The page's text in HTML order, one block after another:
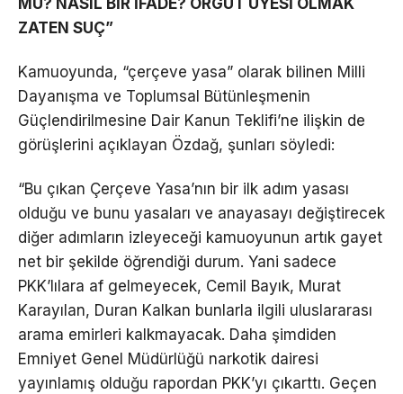
ZATEN SUÇ”
Kamuoyunda, “çerçeve yasa” olarak bilinen Milli
Dayanışma ve Toplumsal Bütünleşmenin
Güçlendirilmesine Dair Kanun Teklifi’ne ilişkin de
görüşlerini açıklayan Özdağ, şunları söyledi:
“Bu çıkan Çerçeve Yasa’nın bir ilk adım yasası
olduğu ve bunu yasaları ve anayasayı değiştirecek
diğer adımların izleyeceği kamuoyunun artık gayet
net bir şekilde öğrendiği durum. Yani sadece
PKK’lılara af gelmeyecek, Cemil Bayık, Murat
Karayılan, Duran Kalkan bunlarla ilgili uluslararası
arama emirleri kalkmayacak. Daha şimdiden
Emniyet Genel Müdürlüğü narkotik dairesi
yayınlamış olduğu rapordan PKK’yı çıkarttı. Geçen